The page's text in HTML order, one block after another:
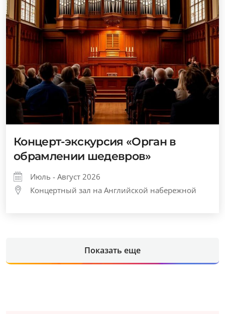
Концерт-экскурсия «Орган в
обрамлении шедевров»
Июль - Август 2026
Концертный зал на Английской набережной
Показать еще